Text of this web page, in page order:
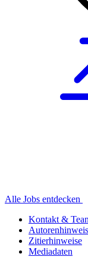
Alle Jobs entdecken
Kontakt &
Zitierhinweise
Mediadaten